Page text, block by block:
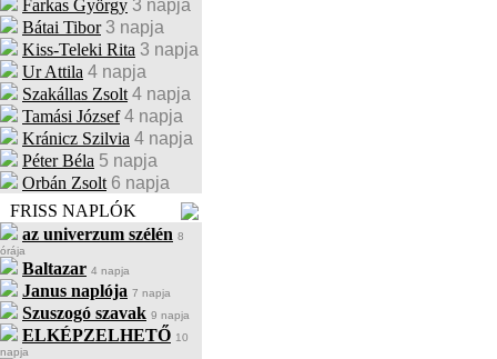
Farkas György 3 napja
Bátai Tibor 3 napja
Kiss-Teleki Rita 3 napja
Ur Attila 4 napja
Szakállas Zsolt 4 napja
Tamási József 4 napja
Kránicz Szilvia 4 napja
Péter Béla 5 napja
Orbán Zsolt 6 napja
FRISS NAPLÓK
az univerzum szélén 8
órája
Baltazar 4 napja
Janus naplója 7 napja
Szuszogó szavak 9 napja
ELKÉPZELHETŐ 10
napja